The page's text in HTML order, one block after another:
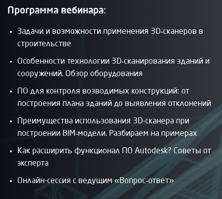
Программа вебинара:
Задачи и возможности применения 3D‑сканеров в
строительстве
Особенности технологии 3D‑сканирования зданий и
сооружений. Обзор оборудования
ПО для контроля возводимых конструкций: от
построения плана зданий до выявления отклонений
Преимущества использования 3D-сканера при
построении BIM‑модели. Разбираем на примерах
Как расширить функционал ПО Autodesk? Советы от
эксперта
Онлайн-сессия с ведущим «Вопрос‑ответ»